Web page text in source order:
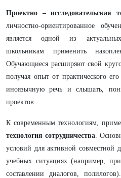
Проектно – исследовательская
личностно-ориентированное
является одной из
школьникам применить
Обучающиеся расширяют свой
получая опыт от практического
иноязычную речь и слышать,
проектов.
К современным технологиям,
технология сотрудничества.
условий для активной совместной
учебных ситуациях (например,
составлении диалогов,